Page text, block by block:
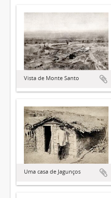
Vista de Monte Santo
Uma casa de Jagunços